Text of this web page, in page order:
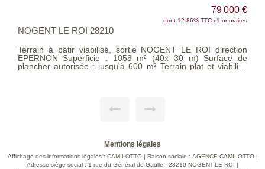
72 000 €
dont 9.09% TTC d'honoraires
NOGENT LE ROI 28210
À VENDRE - Terrain à bâtir Proche de Maintenon Lot n°2
d'une division, d'une surface totale de 664 m², dont 410 m²
sont constructibles. Ce terrain, situé dans un cadre paisible,
pour une visite sur place, contactez l'agence.
Mentions légales
Affichage des informations légales : CAMILOTTO | Raison sociale : AGENCE CAMILOTTO |
Adresse siège social : 1 rue du Général de Gaulle - 28210 NOGENT-LE-ROI |